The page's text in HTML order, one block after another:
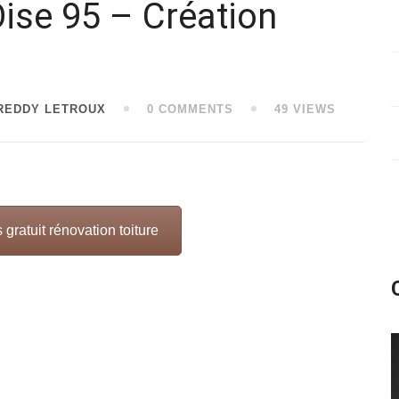
95 – Création
LETROUX 0 COMMENTS 49 VIEWS
gratuit rénovation toiture